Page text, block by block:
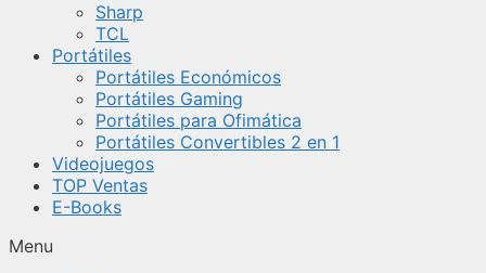
Sharp
TCL
Portátiles
Portátiles Económicos
Portátiles Gaming
Portátiles para Ofimática
Portátiles Convertibles 2 en 1
Videojuegos
TOP Ventas
E-Books
Menu